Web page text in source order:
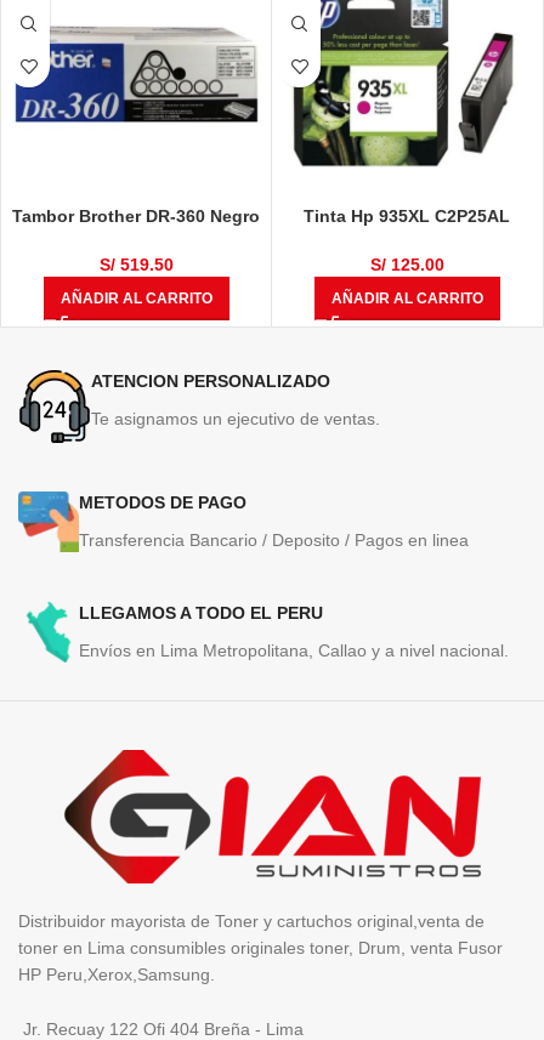
Tambor Brother DR-360 Negro
S/519.50
AÑADIR AL CARRITO
Tinta Hp 935XL C2P25AL
S/125.00
AÑADIR AL CARRITO
ATENCION PERSONALIZADO
Te asignamos un ejecutivo de ventas.
METODOS DE PAGO
Transferencia Bancario / Deposito / Pagos en linea
LLEGAMOS A TODO EL PERU
Envíos en Lima Metropolitana, Callao y a nivel nacional.
Distribuidor mayorista de Toner y cartuchos original,venta de
toner en Lima consumibles originales toner, Drum, venta Fusor
HP Peru,Xerox,Samsung.
Jr. Recuay 122 Ofi 404 Breña - Lima